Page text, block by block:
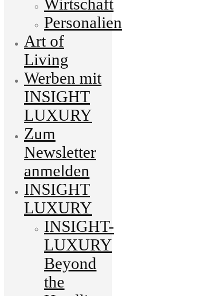
Wirtschaft
Personalien
Art of
Living
Werben mit
INSIGHT
LUXURY
Zum
Newsletter
anmelden
INSIGHT
LUXURY
INSIGHT-
LUXURY
Beyond
the